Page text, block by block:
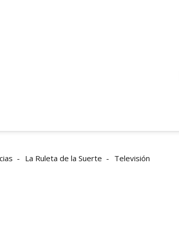
La Ruleta de la Suerte Televisión